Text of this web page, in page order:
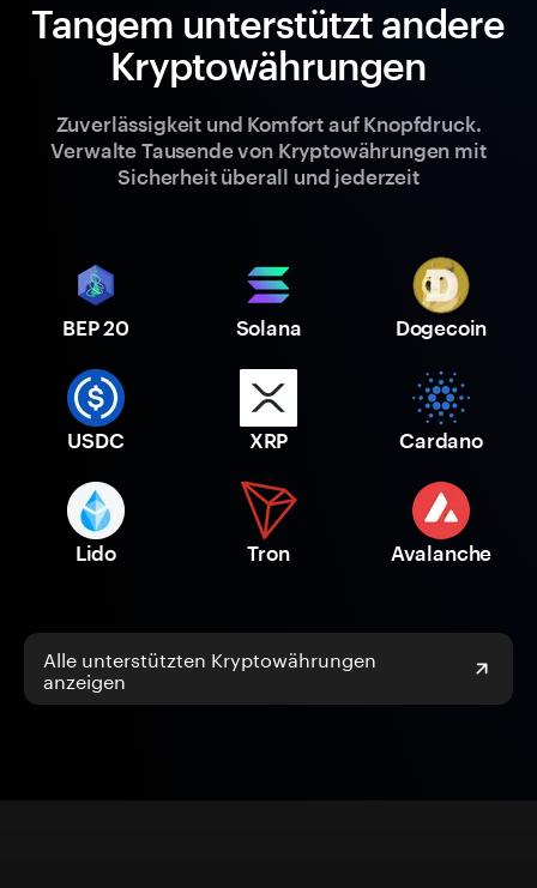
Tangem unterstützt andere
Kryptowährungen
Zuverlässigkeit und Komfort auf Knopfdruck.
Verwalte Tausende von Kryptowährungen mit
Sicherheit überall und jederzeit
BEP 20 Solana Dogecoin
USDC XRP Cardano
Lido Tron Avalanche
Alle unterstützten Kryptowährungen
anzeigen